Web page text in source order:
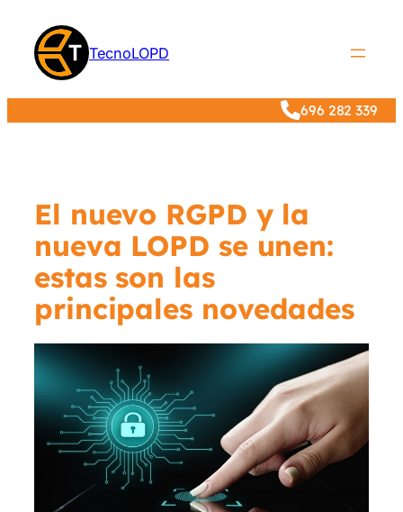
contenido
TecnoLOPD
696 282 339
El nuevo RGPD y la
nueva LOPD se unen:
estas son las
principales novedades